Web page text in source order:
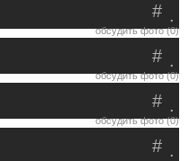
.
#
обсудить фото (0)
.
#
обсудить фото (0)
.
#
обсудить фото (0)
.
#